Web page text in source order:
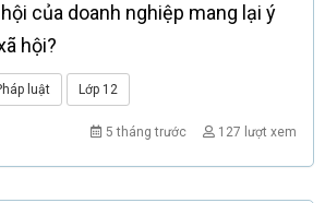
của doanh nghiệp mang lại ý
hội?
luật Lớp 12
127 lượt xem
5 tháng trước